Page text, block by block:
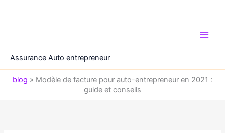
Assurance Auto entrepreneur
blog » Modèle de facture pour auto-entrepreneur en 2021 :
guide et conseils